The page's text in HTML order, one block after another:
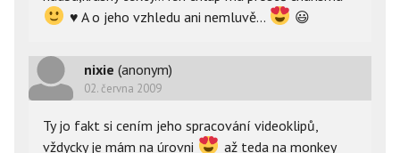
♥ A o jeho vzhledu ani nemluvě... 😃
nixie (anonym)
02. června 2009
Ty jo fakt si cením jeho spracování videoklipů,
vždycky je mám na úrovni
až teda na monkey